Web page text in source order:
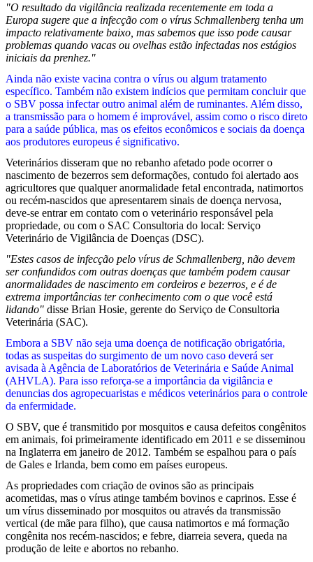
"O resultado da vigilância realizada recentemente em toda a
Europa sugere que a infecção com o vírus Schmallenberg tenha um
impacto relativamente baixo, mas sabemos que isso pode causar
problemas quando vacas ou ovelhas estão infectadas nos estágios
iniciais da prenhez."
Ainda não existe vacina contra o vírus ou algum tratamento
específico. Também não existem indícios que permitam concluir que
o SBV possa infectar outro animal além de ruminantes. Além disso,
a transmissão para o homem é improvável, assim como o risco direto
para a saúde pública, mas os efeitos econômicos e sociais da doença
aos produtores europeus é significativo.
Veterinários disseram que no rebanho afetado pode ocorrer o
nascimento de bezerros sem deformações, contudo foi alertado aos
agricultores que qualquer anormalidade fetal encontrada, natimortos
ou recém-nascidos que apresentarem sinais de doença nervosa,
deve-se entrar em contato com o veterinário responsável pela
propriedade, ou com o SAC Consultoria do local: Serviço
Veterinário de Vigilância de Doenças (DSC).
"Estes casos de infecção pelo vírus de Schmallenberg, não devem
ser confundidos com outras doenças que também podem causar
anormalidades de nascimento em cordeiros e bezerros, e é de
extrema importâncias ter conhecimento com o que você está
lidando" disse Brian Hosie, gerente do Serviço de Consultoria
Veterinária (SAC).
Embora a SBV não seja uma doença de notificação obrigatória,
todas as suspeitas do surgimento de um novo caso deverá ser
avisada à Agência de Laboratórios de Veterinária e Saúde Animal
(AHVLA). Para isso reforça-se a importância da vigilância e
denuncias dos agropecuaristas e médicos veterinários para o controle
da enfermidade.
O SBV, que é transmitido por mosquitos e causa defeitos congênitos
em animais, foi primeiramente identificado em 2011 e se disseminou
na Inglaterra em janeiro de 2012. Também se espalhou para o país
de Gales e Irlanda, bem como em países europeus.
As propriedades com criação de ovinos são as principais
acometidas, mas o vírus atinge também bovinos e caprinos. Esse é
um vírus disseminado por mosquitos ou através da transmissão
vertical (de mãe para filho), que causa natimortos e má formação
congênita nos recém-nascidos; e febre, diarreia severa, queda na
produção de leite e abortos no rebanho.